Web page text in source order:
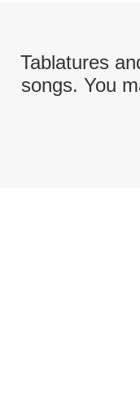
Tablatures
songs. You